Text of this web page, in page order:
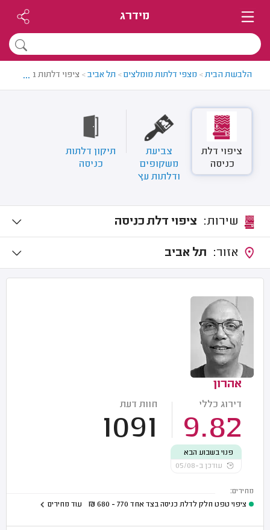
מידרג
הלבשת הבית> מצפי דלתות מומלצים> תל אביב> ציפוי דלתות בתל אביב
...
ציפוי דלת
כניסה
צביעת
משקופים
ודלתות עץ
תיקון דלתות
כניסה
ציפוי דלת כניסה
תל אביב
אהרון
דירוג כללי
9.82
חוות דעת
1091
פנוי בשבוע הבא
עודכן ב-05/08
מחירים:
ציפוי טפט חלק לדלת כניסה בצד אחד 770 - 680
₪ עוד מחירים